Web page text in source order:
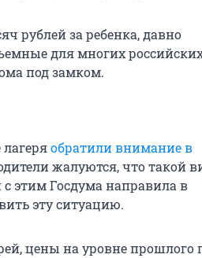
рублей за ребенка, давно
для многих
под замком.
лагеряобратили внимание в
жалуются, что такой
этим Госдума направила в
эту ситуацию.
цены на уровне прошлого